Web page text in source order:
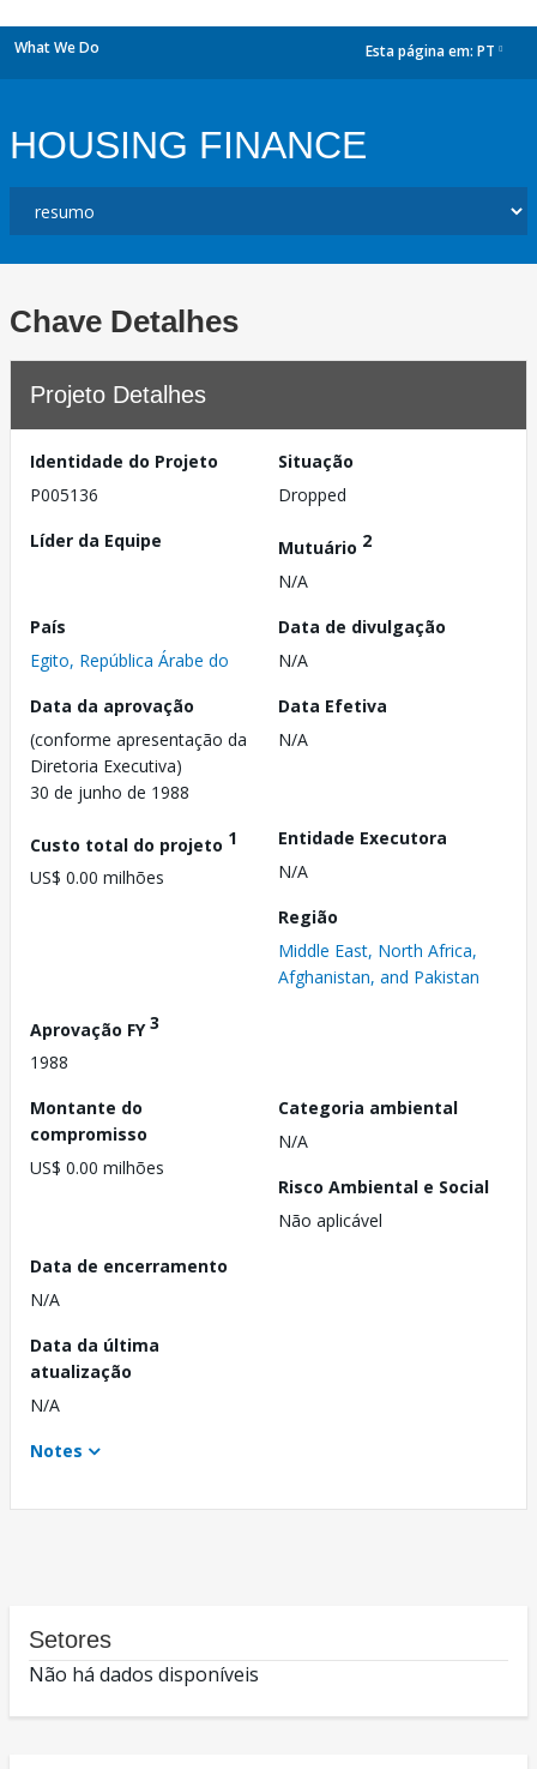
What We Do Esta página em: PT
HOUSING FINANCE
Chave Detalhes
Projeto Detalhes
Identidade do Projeto
P005136
Situação
Dropped
Líder da Equipe
Mutuário 2
N/A
País
Egito, República Árabe do
Data de divulgação
N/A
Data da aprovação
(conforme apresentação da
Diretoria Executiva)
30 de junho de 1988
Data Efetiva
N/A
Custo total do projeto 1
US$ 0.00 milhões
Entidade Executora
N/A
Região
Middle East, North Africa,
Afghanistan, and Pakistan
Aprovação FY3
1988
Montante do
compromisso
US$ 0.00 milhões
Categoria ambiental
N/A
Risco Ambiental e Social
Não aplicável
Data de encerramento
N/A
Data da última
atualização
N/A
Notes
Setores
Não há dados disponíveis